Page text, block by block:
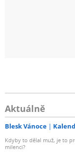
Aktuálně
Blesk Vánoce
Kdyby to dělal muž, je to
milenci?